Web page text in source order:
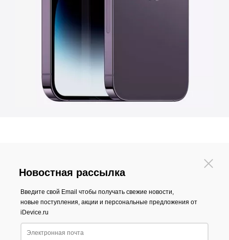
Новостная рассылка
Введите свой Email чтобы получать свежие новости,
новые поступления, акции и персональные предложения от
iDevice.ru